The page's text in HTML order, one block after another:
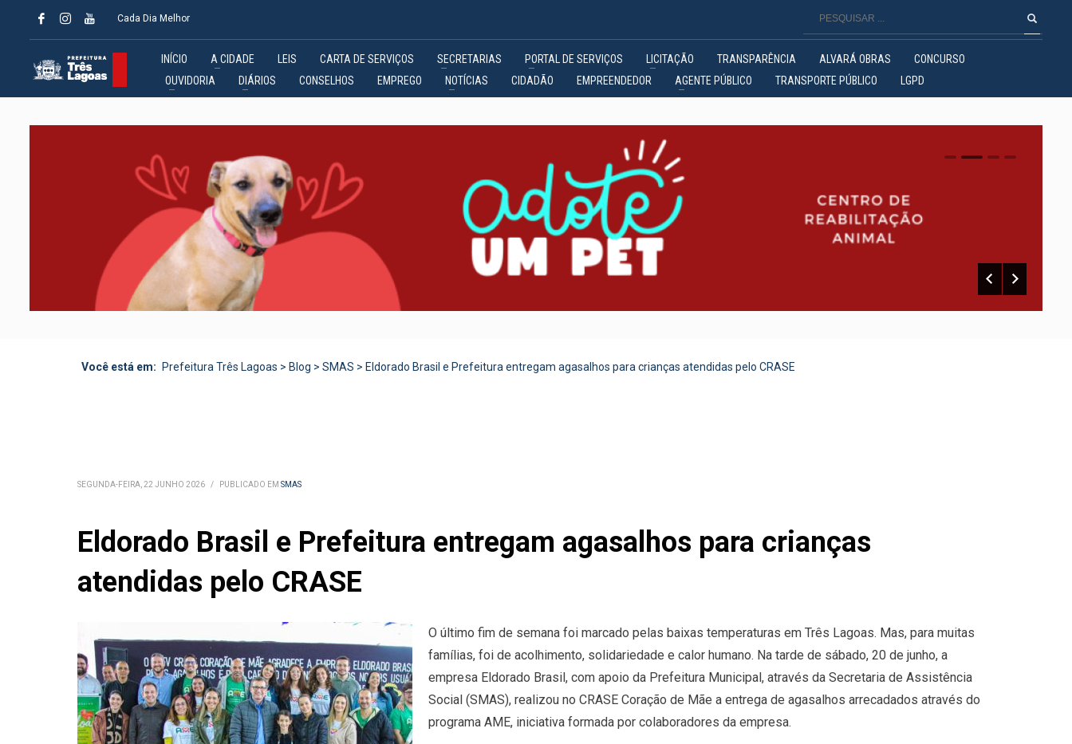
Cada Dia Melhor
INÍCIO A CIDADE LEIS CARTA DE SERVIÇOS SECRETARIAS PORTAL DE SERVIÇOS LICITAÇÃO TRANSPARÊNCIA ALVARÁ OBRAS
CONCURSO
OUVIDORIA
DIÁRIOS CONSELHOS EMPREGO NOTÍCIAS CIDADÃO EMPREENDEDOR AGENTE PÚBLICO TRANSPORTE PÚBLICO LGPD
0 1 2
Você está em: Prefeitura Três Lagoas > Blog > SMAS > Eldorado Brasil e Prefeitura entregam agasalhos para crianças atendidas pelo CRASE
SEGUNDA-FEIRA, 22 JUNHO 2026 / PUBLICADO EM SMAS
Eldorado Brasil e Prefeitura entregam agasalhos para crianças
atendidas pelo CRASE
O último fim de semana foi marcado pelas baixas temperaturas em Três Lagoas. Mas, para muitas
famílias, foi de acolhimento, solidariedade e calor humano. Na tarde de sábado, 20 de junho, a
empresa Eldorado Brasil, com apoio da Prefeitura Municipal, através da Secretaria de Assistência
Social (SMAS), realizou no CRASE Coração de Mãe a entrega de agasalhos arrecadados através do
programa AME, iniciativa formada por colaboradores da empresa.